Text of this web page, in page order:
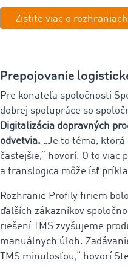
Zistite viac o
Prepojovanie
Pre konateľa spoločnosti
dobrej spolupráce so
Digitalizácia dopravných
odvetvia. „Je to téma,
častejšie,“ hovorí. O to viac
a translogica môže ísť
Rozhranie Profily firiem
ďalších zákazníkov
riešení TMS zvyšujeme
manuálnych úloh.
TMS minulosťou,“ hovorí